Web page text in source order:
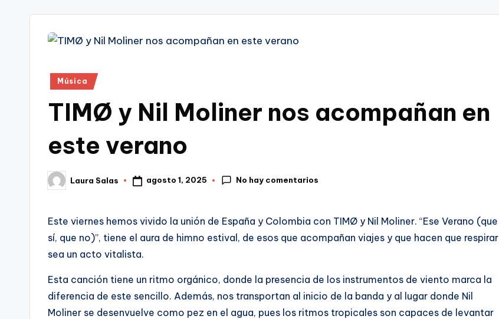
Publicado
Música
TIMØ y Nil Moliner nos acompañan en
este verano
Publicado
por
Laura Salas agosto 1, 2025 No hay comentarios
Este viernes hemos vivido la unión de España y Colombia con TIMØ y Nil Moliner. “Ese Verano (que
sí, que no)”, tiene el aura de himno estival, de esos que acompañan viajes y que hacen que respirar
sea un acto vitalista.
Esta canción tiene un ritmo orgánico, donde la presencia de los instrumentos de viento marca la
diferencia de este sencillo. Además, nos transportan al inicio de la banda y al lugar donde Nil
Moliner se desenvuelve como pez en el agua, pues los ritmos tropicales son capaces de levantar